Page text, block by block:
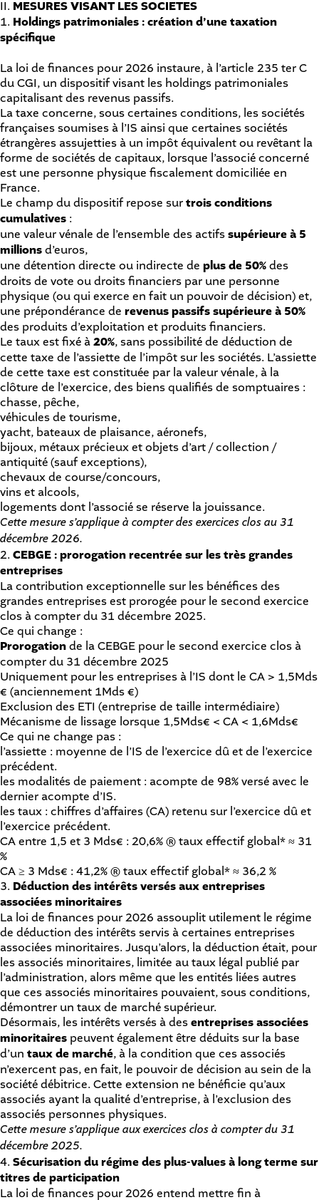
II. MESURES VISANT LES SOCIETES
1. Holdings patrimoniales : création d’une taxation
spécifique
La loi de finances pour 2026 instaure, à l’article 235 ter C
du CGI, un dispositif visant les holdings patrimoniales
capitalisant des revenus passifs.
La taxe concerne, sous certaines conditions, les sociétés
françaises soumises à l’IS ainsi que certaines sociétés
étrangères assujetties à un impôt équivalent ou revêtant la
forme de sociétés de capitaux, lorsque l’associé concerné
est une personne physique fiscalement domiciliée en
France.
Le champ du dispositif repose surtrois conditions
cumulatives :
une valeur vénale de l’ensemble des actifssupérieure à 5
millionsd’euros,
une détention directe ou indirecte de plus de 50%des
droits de vote ou droits financiers par une personne
physique (ou qui exerce en fait un pouvoir de décision) et,
une prépondérance de revenus passifs supérieure à 50%
des produits d’exploitation et produits financiers.
Le taux est fixé à20%, sans possibilité de déduction de
cette taxe de l’assiette de l’impôt sur les sociétés. L’assiette
de cette taxe est constituée par la valeur vénale, à la
clôture de l’exercice, des biens qualifiés de somptuaires :
chasse, pêche,
véhicules de tourisme,
yacht, bateaux de plaisance, aéronefs,
bijoux, métaux précieux et objets d’art / collection /
antiquité (sauf exceptions),
chevaux de course/concours,
vins et alcools,
logements dont l’associé se réserve la jouissance.
Cette mesure s’applique à compter des exercices clos au 31
décembre 2026.
2. CEBGE : prorogation recentrée sur les très grandes
entreprises
La contribution exceptionnelle sur les bénéfices des
grandes entreprises est prorogée pour le second exercice
clos à compter du 31 décembre 2025.
Ce qui change :
Prorogationde la CEBGE pour le second exercice clos à
compter du 31 décembre 2025
Uniquement pour les entreprises à l’IS dont le CA > 1,5Mds
€ (anciennement 1Mds €)
Exclusion des ETI (entreprise de taille intermédiaire)
Mécanisme de lissage lorsque 1,5Mds€ < CA < 1,6Mds€
Ce qui ne change pas :
l’assiette : moyenne de l’IS de l’exercice dû et de l’exercice
précédent.
les modalités de paiement : acompte de 98% versé avec le
dernier acompte d’IS.
les taux : chiffres d’affaires (CA) retenu sur l’exercice dû et
l’exercice précédent.
CA entre 1,5 et 3 Mds€ : 20,6% ® taux effectif global* ≈ 31
%
CA ≥ 3 Mds€ : 41,2% ® taux effectif global* ≈ 36,2 %
3. Déduction des intérêts versés aux entreprises
associées minoritaires
La loi de finances pour 2026 assouplit utilement le régime
de déduction des intérêts servis à certaines entreprises
associées minoritaires. Jusqu’alors, la déduction était, pour
les associés minoritaires, limitée au taux légal publié par
l’administration, alors même que les entités liées autres
que ces associés minoritaires pouvaient, sous conditions,
démontrer un taux de marché supérieur.
Désormais, les intérêts versés à desentreprisesassociées
minoritaires peuvent également être déduits sur la base
d’un taux de marché, à la condition que ces associés
n’exercent pas, en fait, le pouvoir de décision au sein de la
société débitrice. Cette extension ne bénéficie qu’aux
associés ayant la qualité d’entreprise, à l’exclusion des
associés personnes physiques.
Cette mesure s’applique aux exercices clos à compter du 31
décembre 2025.
4. Sécurisation du régime des plus-values à long terme sur
titres de participation
La loi de finances pour 2026 entend mettre fin à